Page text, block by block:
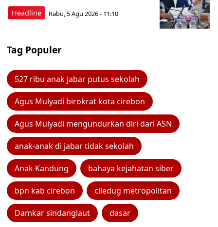
Headline Rabu, 5 Agu 2026 - 11:10
Tag Populer
527 ribu anak jabar putus sekolah
Agus Mulyadi birokrat kota cirebon
Agus Mulyadi mengundurkan diri dari ASN
anak-anak di jabar tidak sekolah
Anak Kandung bahaya kejahatan siber
bpn kab cirebon ciledug metropolitan
Damkar sindanglaut dasar